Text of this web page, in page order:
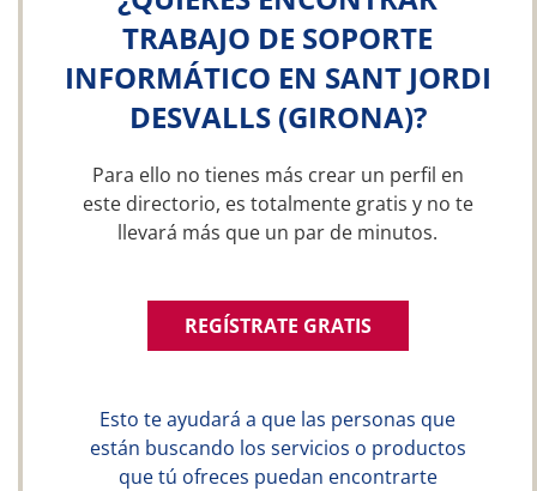
TRABAJO DE SOPORTE
INFORMÁTICO EN SANT JORDI
DESVALLS (GIRONA)?
Para ello no tienes más crear un perfil en
este directorio, es totalmente gratis y no te
llevará más que un par de minutos.
REGÍSTRATE GRATIS
Esto te ayudará a que las personas que
están buscando los servicios o productos
que tú ofreces puedan encontrarte